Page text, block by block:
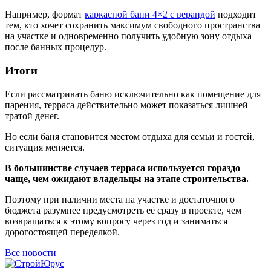
Например, формат каркасной бани 4×2 с верандой подходит
тем, кто хочет сохранить максимум свободного пространства
на участке и одновременно получить удобную зону отдыха
после банных процедур.
Итоги
Если рассматривать баню исключительно как помещение для
парения, терраса действительно может показаться лишней
тратой денег.
Но если баня становится местом отдыха для семьи и гостей,
ситуация меняется.
В большинстве случаев терраса используется гораздо
чаще, чем ожидают владельцы на этапе строительства.
Поэтому при наличии места на участке и достаточного
бюджета разумнее предусмотреть её сразу в проекте, чем
возвращаться к этому вопросу через год и заниматься
дорогостоящей переделкой.
Все новости